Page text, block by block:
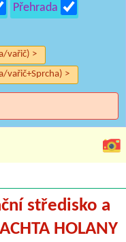
Přehrada
vařič) >
>
středisko a
HOLANY